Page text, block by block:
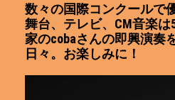
数々の国際コンクールで
舞台、テレビ、CM音楽
家のcobaさんの即興演奏
日々。お楽しみに！